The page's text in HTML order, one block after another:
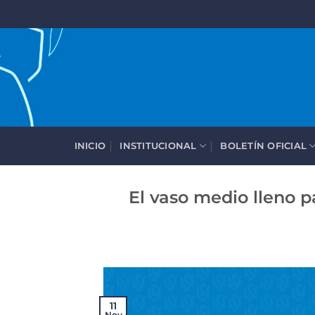
contenido
INICIO INSTITUCIONAL BOLETÍN OFICIAL
El vaso medio lleno
11